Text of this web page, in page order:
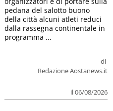
di
Redazione Aostanews.it
il 06/08/2026
pedana del salotto buono
della città alcuni atleti reduci
dalla rassegna continentale in
programma ...